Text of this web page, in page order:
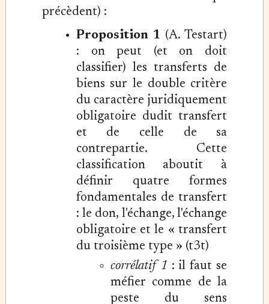
précèdent) :
Proposition 1 (A. Testart)
: on peut (et on doit
classifier) les transferts de
biens sur le double critère
du caractère juridiquement
obligatoire dudit transfert
et de celle de sa
contrepartie. Cette
classification aboutit à
définir quatre formes
fondamentales de transfert
: le don, l'échange, l'échange
obligatoire et le « transfert
du troisième type » (t3t)
corrélatif 1 : il faut se
méfier comme de la
peste du sens